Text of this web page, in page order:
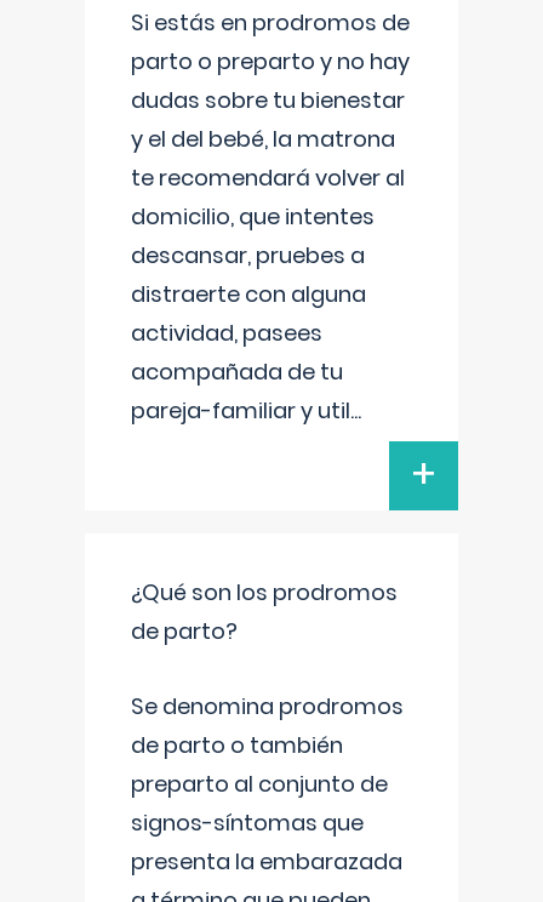
Si estás en prodromos de
parto o preparto y no hay
dudas sobre tu bienestar
y el del bebé, la matrona
te recomendará volver al
domicilio, que intentes
descansar, pruebes a
distraerte con alguna
actividad, pasees
acompañada de tu
pareja-familiar y util...
+
¿Qué son los prodromos
de parto?
Se denomina prodromos
de parto o también
preparto al conjunto de
signos-síntomas que
presenta la embarazada